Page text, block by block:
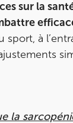
sur la
sport, à
la
Auger